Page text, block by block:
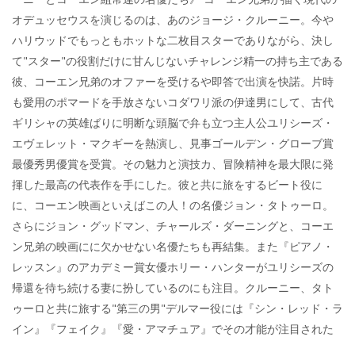
オデュッセウスを演じるのは、あのジョージ・クルーニー。今や
ハリウッドでもっともホットな二枚目スターでありながら、決し
て"スター"の役割だけに甘んじないチャレンジ精一の持ち主である
彼、コーエン兄弟のオファーを受けるや即答で出演を快諾。片時
も愛用のポマードを手放さないコダワリ派の伊達男にして、古代
ギリシャの英雄ばりに明断な頭脳で弁も立つ主人公ユリシーズ・
エヴェレット・マクギーを熱演し、見事ゴールデン・グローブ賞
最優秀男優賞を受賞。その魅力と演技カ、冒険精神を最大限に発
揮した最高の代表作を手にした。彼と共に旅をするビート役に
に、コーエン映画といえばこの人！の名優ジョン・タトゥーロ。
さらにジョン・グッドマン、チャールズ・ダーニングと、コーエ
ン兄弟の映画にに欠かせない名優たちも再結集。また『ピアノ・
レッスン』のアカデミー賞女優ホリー・ハンターがユリシーズの
帰還を待ち続ける妻に扮しているのにも注目。クルーニー、タト
ゥーロと共に旅する"第三の男"デルマー役には『シン・レッド・ラ
イン』『フェイク』『愛・アマチュア』でその才能が注目された